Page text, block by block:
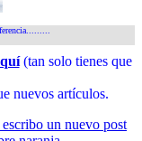
(tan solo tienes que
nuevos artículos.